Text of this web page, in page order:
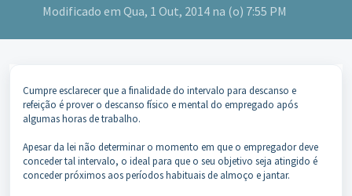
Modificado em Qua, 1 Out, 2014 na (o) 7:55 PM
Cumpre esclarecer que a finalidade do intervalo para descanso e
refeição é prover o descanso físico e mental do empregado após
algumas horas de trabalho.
Apesar da lei não determinar o momento em que o empregador deve
conceder tal intervalo, o ideal para que o seu objetivo seja atingido é
conceder próximos aos períodos habituais de almoço e jantar.